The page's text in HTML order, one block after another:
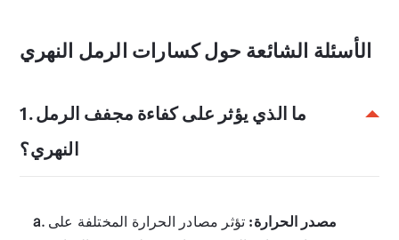
الأسئلة الشائعة حول كسارات الرمل النهري
1. ما الذي يؤثر على كفاءة مجفف الرمل
النهري؟
a. مصدر الحرارة: تؤثر مصادر الحرارة المختلفة على